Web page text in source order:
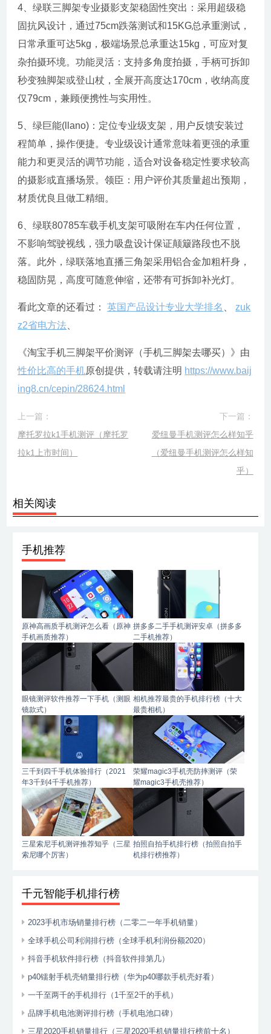
4、绿联三脚架专业摄影支架稳固性突出：采用超级稳
固抗风设计，通过75cm跌落测试和15KG总承重测试，
日常承重可达5kg，极端场景总承重达15kg，可应对复
杂拍摄环境。功能灵活：支持多角度拍摄，手柄可拆卸
秒变独脚架或登山杖，全展开高度达170cm，收纳高度
仅79cm，兼顾便携性与实用性。
5、绿巨能(llano)：定位专业级支架，用户反馈安装过
程简单，操作便捷。专业级设计通常意味着更强的承重
能力和更灵活的调节功能，适合对设备稳定性要求较高
的摄影或直播场景。领臣：用户评价其质量超出预期，
材质优良且做工精细。
6、绿联80785车载手机支架可吸附在车内任何位置，
不影响驾驶视线，强力吸盘设计保证颠簸路段也不脱
落。此外，绿联落地直播三角架采用铝合金加粗杆身，
稳固防晃，高度可随意伸缩，还带有可拆卸补光灯。
看此文章的还看过：英国产品设计专业大学排名
zuk
z2省电方法
《淘宝手机三脚架平价测评（手机三脚架去哪买）》由
性价比高的手机原创提供，转载请注明 https://www.baij
ing8.cn/cepin/28624.html
上一篇：
摩托罗拉k1手机测评（摩托罗
拉k1上市时间）
下一篇：
爱纽曼手机测评怎么样知乎
（爱纽曼手机测评怎么样知
乎）
相关阅读
手机推荐
原神高画质手机测评怎么看（原神
手机画质推荐）
拼多多二手手机测评安卓（拼多多
二手机推荐）
眼镜测评软件推荐一下手机（测眼
镜款式）
相机推荐最贵的手机排行榜（十大
最贵相机）
三千到四千手机体验排行（2021
年3千到4千手机推荐）
荣耀magic3手机壳防摔测评（荣
耀magic3手机壳推荐）
三星索尼手机测评推荐知乎（三星
索尼哪个厉害）
拍照自拍手机排行榜（拍照自拍手
机排行榜推荐）
千元智能手机排行榜
2023手机市场销量排行榜（二零二一年手机销量）
全球手机公司利润排行榜（全球手机利润份额2020）
抖音手机软件排行榜（抖音软件排第几）
p40镭射手机壳销量排行榜（华为p40哪款手机壳好看）
一千至两千的手机排行（1千至2千的手机）
品牌手机电池测评排行榜（手机电池口碑）
三星2020手机销量排行（三星2020手机销量排行榜前十名）